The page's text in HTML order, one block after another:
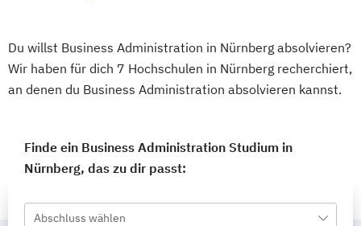
Du willst Business Administration in Nürnberg absolvieren?
Wir haben für dich 7 Hochschulen in Nürnberg recherchiert,
an denen du Business Administration absolvieren kannst.
Finde ein Business Administration Studium in
Nürnberg, das zu dir passt:
Abschluss wählen